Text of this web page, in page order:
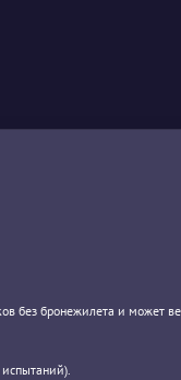
без бронежилета и может